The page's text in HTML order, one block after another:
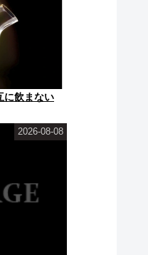
に飲まない
2026-08-08